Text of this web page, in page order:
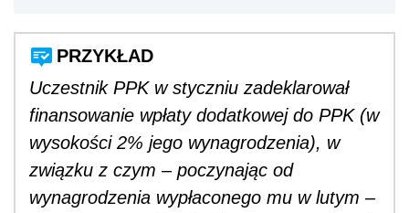
PRZYKŁAD
Uczestnik PPK w styczniu zadeklarował
finansowanie wpłaty dodatkowej do PPK (w
wysokości 2% jego wynagrodzenia), w
związku z czym – poczynając od
wynagrodzenia wypłaconego mu w lutym –